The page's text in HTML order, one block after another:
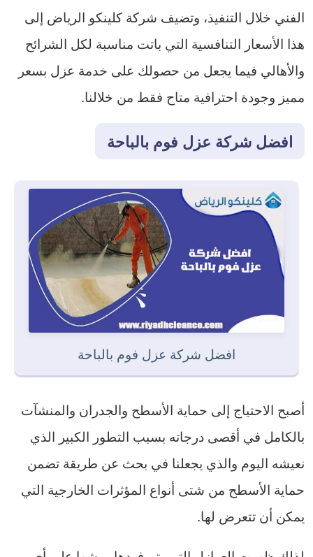
الفني خلال التنفيذ، وتضيف شركة كلينكو الرياض إلى
هذا الأسعار التنافسية التي باتت مناسبة لكل الشرائح
والأهالي فيما يجعل من حصولك على خدمة عزل بسعر
مميز وجودة احترافية متاح فقط من خلالنا.
افضل شركة عزل فوم بالباحة
افضل شركة عزل فوم بالباحة
أصبح الاحتياج إلى حماية الأسطح والجدران والمنشآت
بالكامل في أقصى درجاته بسبب التطور الكبير الذي
نعيشه اليوم والذي يجعلنا في بحث عن طريقة تضمن
حماية الأسطح من شتى أنواع المؤثرات الخارجية التي
يمكن أن تتعرض لها.